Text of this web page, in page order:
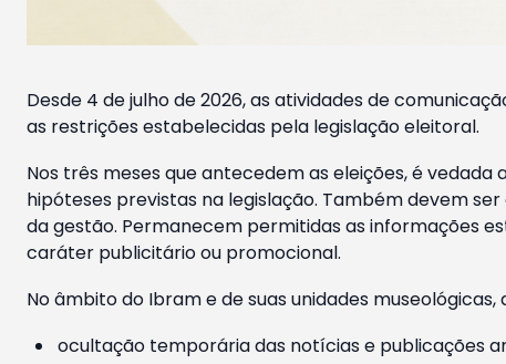
Desde 4 de julho de 2026, as atividades de
as restrições estabelecidas pela legislação eleitoral.
Nos três meses que antecedem as eleições, é
hipóteses previstas na legislação. Também devem
da gestão. Permanecem permitidas as informações
caráter publicitário ou promocional.
No âmbito do Ibram e de suas unidades
ocultação temporária das notícias e publicações